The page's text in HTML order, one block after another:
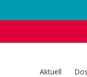
Aktuell